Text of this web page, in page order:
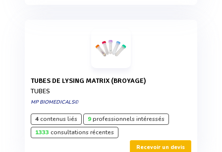
TUBES DE LYSING MATRIX (BROYAGE)
TUBES
MP BIOMEDICALS©
4contenus liés 9professionnels intéressés
1333 consultations récentes
Recevoir un devis